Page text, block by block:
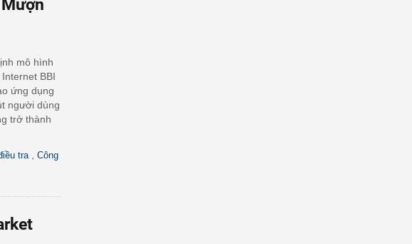
mô hình
BBI
ứng dụng
người dùng
trở thành
tra
Công